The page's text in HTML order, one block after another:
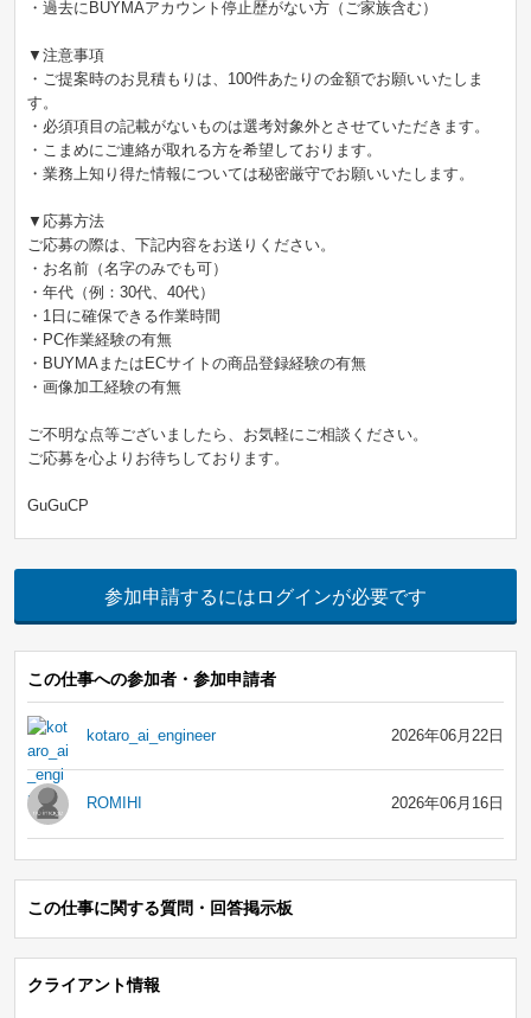
・過去にBUYMAアカウント停止歴がない方（ご家族含む）
▼注意事項
・ご提案時のお見積もりは、100件あたりの金額でお願いいたしま
す。
・必須項目の記載がないものは選考対象外とさせていただきます。
・こまめにご連絡が取れる方を希望しております。
・業務上知り得た情報については秘密厳守でお願いいたします。
▼応募方法
ご応募の際は、下記内容をお送りください。
・お名前（名字のみでも可）
・年代（例：30代、40代）
・1日に確保できる作業時間
・PC作業経験の有無
・BUYMAまたはECサイトの商品登録経験の有無
・画像加工経験の有無
ご不明な点等ございましたら、お気軽にご相談ください。
ご応募を心よりお待ちしております。
GuGuCP
参加申請するにはログインが必要です
この仕事への参加者・参加申請者
kotaro_ai_engineer 2026年06月22日
ROMIHI 2026年06月16日
この仕事に関する質問・回答掲示板
クライアント情報